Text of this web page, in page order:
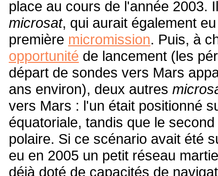
place au cours de l'année 2003.
microsat, qui aurait également
première micromission. Puis, à
opportunité de lancement (les
départ de sondes vers Mars
ans environ), deux autres
vers Mars : l'un était positionné
équatoriale, tandis que le
polaire. Si ce scénario avait été
eu en 2005 un petit réseau
déjà doté de capacités de